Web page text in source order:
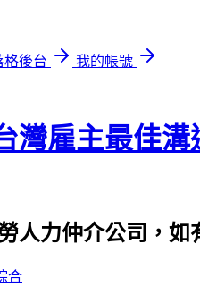
格後台
我的帳號
灣雇主最佳溝
人力仲介公司，如
合